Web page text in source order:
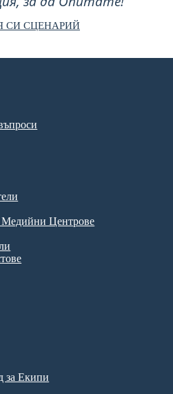
СИ СЦЕНАРИЙ
Центрове
за Екипи